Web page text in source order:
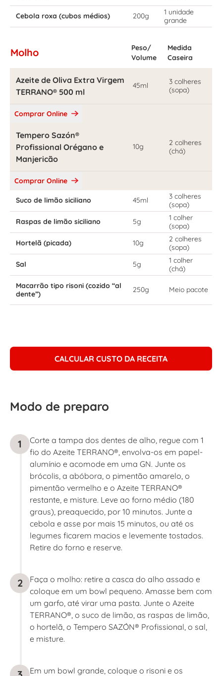
Cebola roxa (cubos médios) 200g
1 unidade
grande
Molho
Peso/
Volume
Medida
Caseira
Azeite de Oliva Extra Virgem
TERRANO® 500 ml
45ml
3 colheres
(sopa)
Comprar Online
Tempero Sazón®
Profissional Orégano e
Manjericão
10g
2 colheres
(chá)
Comprar Online
Suco de limão siciliano 45ml
3 colheres
(sopa)
Raspas de limão siciliano
5g
1 colher
(sopa)
Hortelã (picada)
10g
2 colheres
(sopa)
Sal
5g
1 colher
(chá)
Macarrão tipo risoni (cozido “al
dente”)
250g Meio pacote
CALCULAR CUSTO DA RECEITA
Modo de preparo
1
Corte a tampa dos dentes de alho, regue com 1
fio do Azeite TERRANO®, envolva-os em papel-
alumínio e acomode em uma GN. Junte os
brócolis, a abóbora, o pimentão amarelo, o
pimentão vermelho e o Azeite TERRANO®
restante, e misture. Leve ao forno médio (180
graus), preaquecido, por 10 minutos. Junte a
cebola e asse por mais 15 minutos, ou até os
legumes ficarem macios e levemente tostados.
Retire do forno e reserve.
2
Faça o molho: retire a casca do alho assado e
coloque em um bowl pequeno. Amasse bem com
um garfo, até virar uma pasta. Junte o Azeite
TERRANO®, o suco de limão, as raspas de limão,
o hortelã, o Tempero SAZÓN® Profissional, o sal,
e misture.
Em um bowl grande, coloque o risoni e os